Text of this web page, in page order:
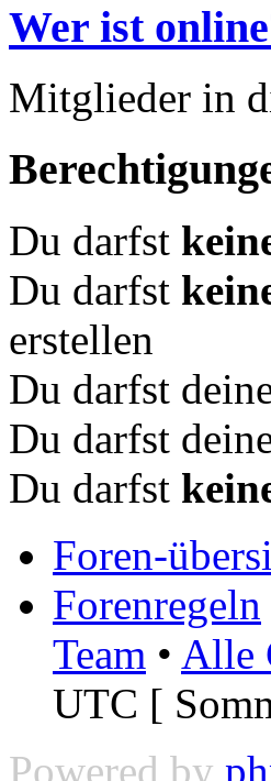
Wer ist
Mitglieder in
Du darfst
Du darfst
erstellen
Du darfst
Du darfst
Du darfst
Foren-
Forenregeln
Team • Alle
UTC [
Powered by